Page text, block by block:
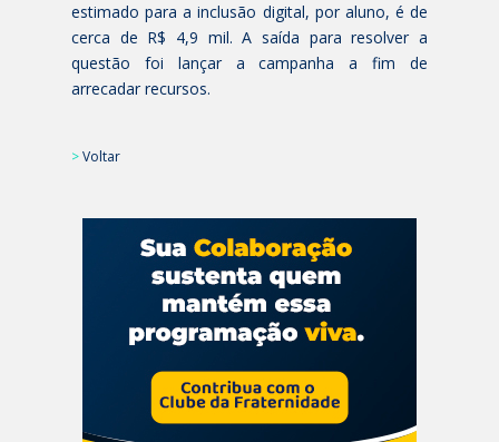
estimado para a inclusão digital, por aluno, é de
cerca de R$ 4,9 mil. A saída para resolver a
questão foi lançar a campanha a fim de
arrecadar recursos.
>Voltar